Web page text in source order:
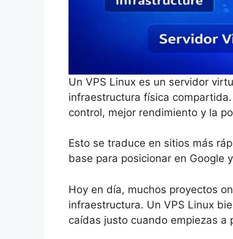
Un VPS Linux es un servidor
infraestructura física
control, mejor rendimiento y la
Esto se traduce en sitios más
base para posicionar en Google
Hoy en día, muchos proyectos
infraestructura. Un VPS Linux
caídas justo cuando empiezas a